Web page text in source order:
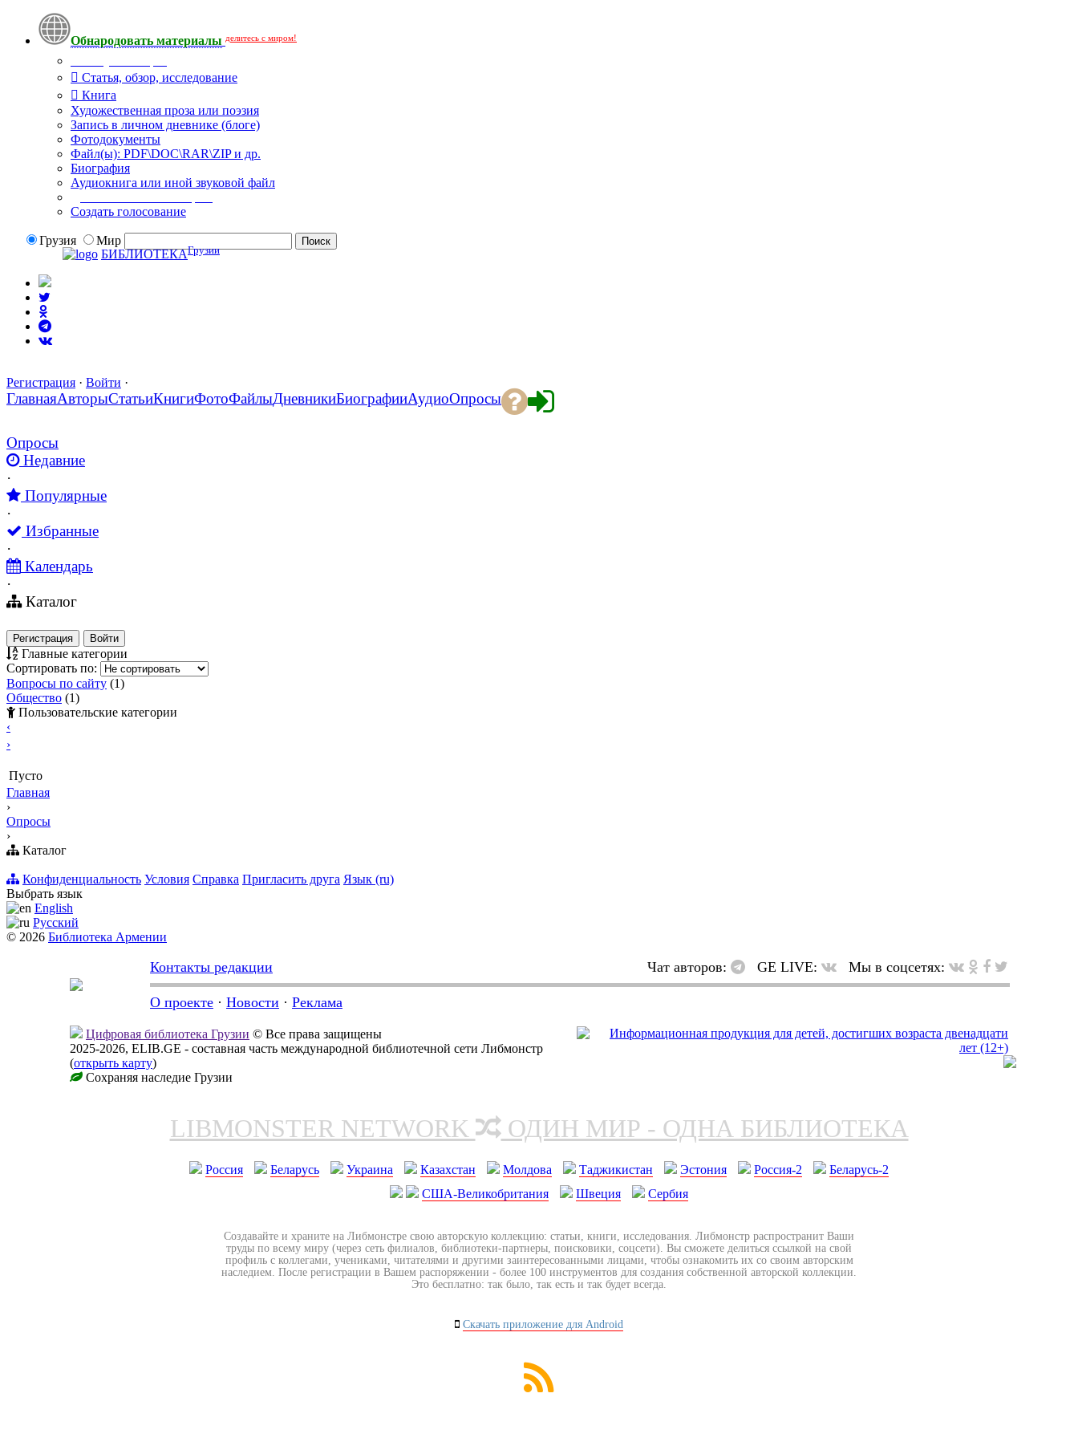
Обнародовать материалы делитесь с миром!
Статья, обзор, исследование
Книга
Художественная проза или поэзия
Запись в личном дневнике (блоге)
Фотодокументы
Файл(ы): PDF\DOC\RAR\ZIP и др.
Биография
Аудиокнига или иной звуковой файл
Создать голосование
Грузия
Мир
БИБЛИОТЕКАГрузии
Регистрация · Войти ·
ГлавнаяАвторыСтатьиКнигиФотоФайлыДневникиБиографииАудиоОпросы
Опросы
Недавние
·
Популярные
·
Избранные
·
Календарь
·
Каталог
Регистрация Войти
Главные категории
Сортировать по:
Вопросы по сайту (1)
Общество (1)
Пользовательские категории
‹
›
Пусто
Главная
›
Опросы
›
Каталог
Конфиденциальность Условия Справка Пригласить друга Язык (ru)
Выбрать язык
English
Русский
© 2026 Библиотека Армении
Контакты редакции Чат авторов: GE LIVE: Мы в соцсетях:
О проекте · Новости · Реклама
Цифровая библиотека Грузии © Все права защищены
2025-2026, ELIB.GE - составная часть международной библиотечной сети Либмонстр
(открыть карту)
Сохраняя наследие Грузии
LIBMONSTER NETWORK ОДИН МИР - ОДНА БИБЛИОТЕКА
Россия Беларусь Украина Казахстан Молдова Таджикистан Эстония Россия-2
Беларусь-2
США-Великобритания
Швеция Сербия
Создавайте и храните на Либмонстре свою авторскую коллекцию: статьи, книги, исследования. Либмонстр распространит Ваши
труды по всему миру (через сеть филиалов, библиотеки-партнеры, поисковики, соцсети). Вы сможете делиться ссылкой на свой
профиль с коллегами, учениками, читателями и другими заинтересованными лицами, чтобы ознакомить их со своим авторским
наследием. После регистрации в Вашем распоряжении - более 100 инструментов для создания собственной авторской коллекции.
Это бесплатно: так было, так есть и так будет всегда.
Скачать приложение для Android